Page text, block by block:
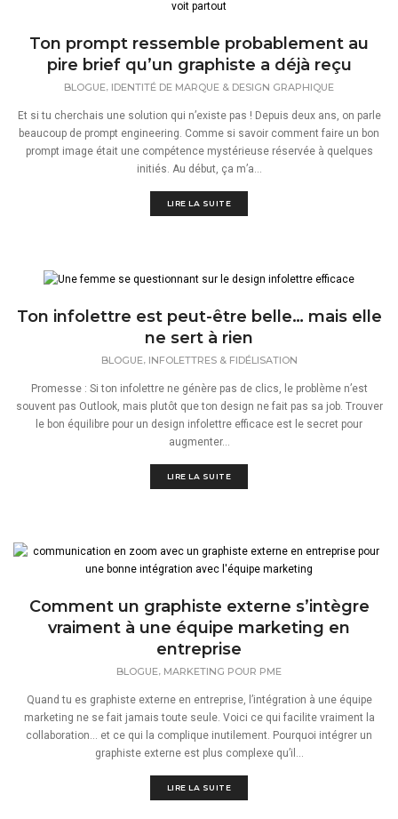
Ton prompt ressemble probablement au
pire brief qu’un graphiste a déjà reçu
BLOGUE, IDENTITÉ DE MARQUE & DESIGN GRAPHIQUE
Et si tu cherchais une solution qui n’existe pas ! Depuis deux ans, on parle
beaucoup de prompt engineering. Comme si savoir comment faire un bon
prompt image était une compétence mystérieuse réservée à quelques
initiés. Au début, ça m’a...
LIRE LA SUITE
Ton infolettre est peut-être belle… mais elle
ne sert à rien
BLOGUE, INFOLETTRES & FIDÉLISATION
Promesse : Si ton infolettre ne génère pas de clics, le problème n’est
souvent pas Outlook, mais plutôt que ton design ne fait pas sa job. Trouver
le bon équilibre pour un design infolettre efficace est le secret pour
augmenter...
LIRE LA SUITE
Comment un graphiste externe s’intègre
vraiment à une équipe marketing en
entreprise
BLOGUE, MARKETING POUR PME
Quand tu es graphiste externe en entreprise, l’intégration à une équipe
marketing ne se fait jamais toute seule. Voici ce qui facilite vraiment la
collaboration… et ce qui la complique inutilement. Pourquoi intégrer un
graphiste externe est plus complexe qu’il...
LIRE LA SUITE